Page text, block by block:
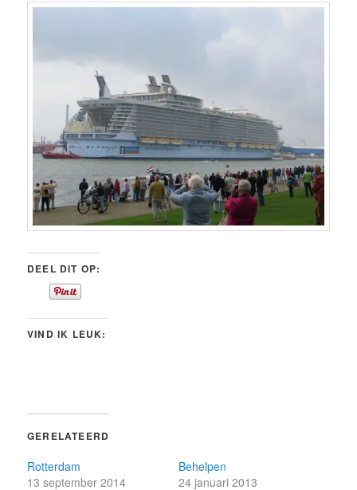
DEEL DIT OP:
VIND IK LEUK:
GERELATEERD
Rotterdam
13 september 2014
Behelpen
24 januari 2013